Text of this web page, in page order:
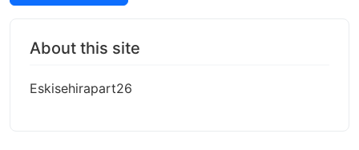
About this site
Eskisehirapart26